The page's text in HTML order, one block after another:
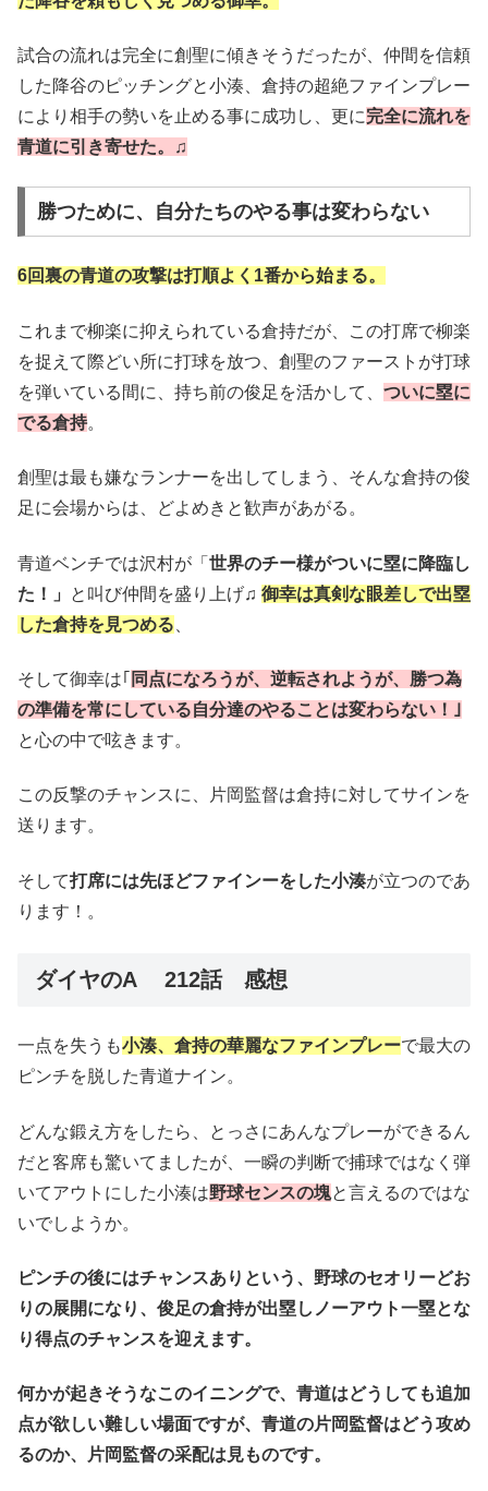
試合の流れは完全に創聖に傾きそうだったが、仲間を信頼
した降谷のピッチングと小湊、倉持の超絶ファインプレー
により相手の勢いを止める事に成功し、更に完全に流れを
青道に引き寄せた。
♫
勝つために、自分たちのやる事は変わらない
6回裏の青道の攻撃は打順よく1番から始まる。
これまで柳楽に抑えられている倉持だが、この打席で柳楽
を捉えて際どい所に打球を放つ、創聖のファーストが打球
を弾いている間に、持ち前の俊足を活かして、 ついに塁に
でる倉持。
創聖は最も嫌なランナーを出してしまう、そんな倉持の俊
足に会場からは、どよめきと歓声があがる。
青道ベンチでは沢村が「 世界のチー様がついに塁に降臨し
た！」
と叫び仲間を盛り上げ♫ 御幸は真剣な眼差しで出塁
した倉持を見つめる
そして御幸は｢ 同点になろうが、逆転されようが、勝つ為
の準備を常にしている自分達のやることは変わらない ！ ｣
と心の中で呟きます。
この反撃のチャンスに、片岡監督は倉持に対してサインを
送ります。
そして打席には先ほどファインーをした小湊が立つのであ
ります！。
ダイヤのA 212話 感想
一点を失うも小湊、倉持の華麗なファインプレーで最大の
ピンチを脱した青道ナイン。
どんな鍛え方をしたら、とっさにあんなプレーができるん
だと客席も驚いてましたが、一瞬の判断で捕球ではなく弾
いてアウトにした小湊は野球センスの塊と言えるのではな
いでしようか。
ピンチの後にはチャンスありという、野球のセオリーどお
りの展開になり、俊足の倉持が出塁しノーアウト一塁とな
り得点のチャンスを迎えます。
何かが起きそうなこのイニングで、青道はどうしても追加
点が欲しい難しい場面ですが、青道の片岡監督はどう攻め
るのか、片岡監督の采配は見ものです。